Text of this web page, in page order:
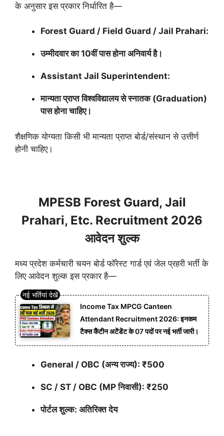
के अनुसार इस प्रकार निर्धारित है—
Forest Guard / Field Guard / Jail Prahari:
उम्मीदवार का 10वीं पास होना अनिवार्य है।
Assistant Jail Superintendent:
मान्यता प्राप्त विश्वविद्यालय से स्नातक (Graduation)
पास होना चाहिए।
शैक्षणिक योग्यता किसी भी मान्यता प्राप्त बोर्ड/संस्थान से उत्तीर्ण
होनी चाहिए।
MPESB Forest Guard, Jail
Prahari, Etc. Recruitment 2026
आवेदन शुल्क
मध्य प्रदेश कर्मचारी चयन बोर्ड फॉरेस्ट गार्ड एवं जेल प्रहरी भर्ती के
लिए आवेदन शुल्क इस प्रकार है—
Income Tax MPCG Canteen
Attendant Recruitment 2026: इनकम
टैक्स कैंटीन अटेंडेंट के 07 पदों पर नई भर्ती जारी।
General / OBC (अन्य राज्य): ₹500
SC / ST / OBC (MP निवासी): ₹250
पोर्टल शुल्क: अतिरिक्त देय